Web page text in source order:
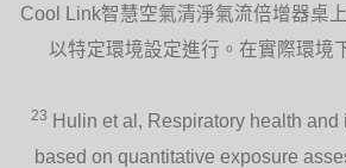
Cool Link智慧空氣清淨氣流倍增器桌
以特定環境設定進行。在實際環境
23
Hulin et al, Respiratory health
based on quantitative exposure